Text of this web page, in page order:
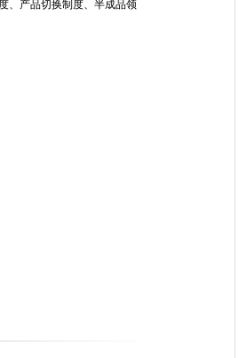
、产品切换制度、半成品领